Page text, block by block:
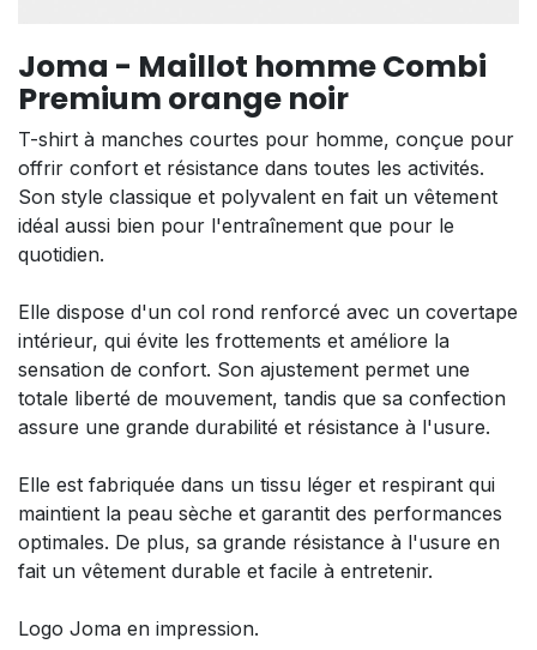
Joma - Maillot homme Combi
Premium orange noir
T-shirt à manches courtes pour homme, conçue pour
offrir confort et résistance dans toutes les activités.
Son style classique et polyvalent en fait un vêtement
idéal aussi bien pour l'entraînement que pour le
quotidien.
Elle dispose d'un col rond renforcé avec un covertape
intérieur, qui évite les frottements et améliore la
sensation de confort. Son ajustement permet une
totale liberté de mouvement, tandis que sa confection
assure une grande durabilité et résistance à l'usure.
Elle est fabriquée dans un tissu léger et respirant qui
maintient la peau sèche et garantit des performances
optimales. De plus, sa grande résistance à l'usure en
fait un vêtement durable et facile à entretenir.
Logo Joma en impression.